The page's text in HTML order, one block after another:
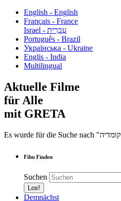
English - English
Français - France
עִבְרִית - Israel
Português - Brazil
Українська - Ukraine
Englis - India
Multilingual
Aktuelle Filme
für Alle
mit GRETA
Film Finden
Suchen
Demnächst